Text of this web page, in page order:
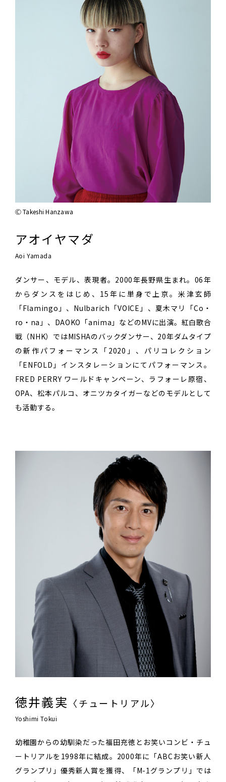
Ⓒ Takeshi Hanzawa
アオイヤマダ
Aoi Yamada
ダンサー、モデル、表現者。2000年長野県生まれ。06年
からダンスをはじめ、15年に単身で上京。米津玄師
「Flamingo」、Nulbarich「VOICE」、夏木マリ「Co・
ro・na」、DAOKO「anima」などのMVに出演。紅白歌合
戦（NHK）ではMISHAのバックダンサー、20年ダムタイプ
の新作パフォーマンス「2020」、パリコレクション
「ENFOLD」インスタレーションにてパフォーマンス。
FRED PERRY ワールドキャンペーン、ラフォーレ原宿、
OPA、松本パルコ、オニツカタイガーなどのモデルとして
も活動する。
徳井義実 〈チュートリアル〉
Yoshimi Tokui
幼稚園からの幼馴染だった福田充徳とお笑いコンビ・チュ
ートリアルを1998年に結成。2000年に「ABCお笑い新人
グランプリ」優秀新人賞を獲得、「M-1グランプリ」では